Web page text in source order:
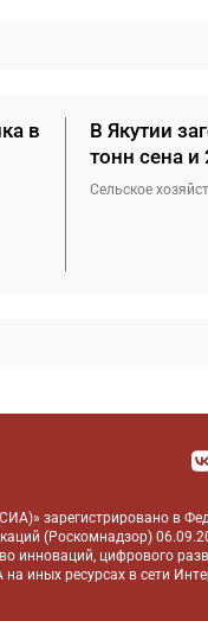
в
В Якутии
тонн сена
Сельское
зарегистрировано в
(Роскомнадзор)
инноваций, цифрового
иных ресурсах в сети